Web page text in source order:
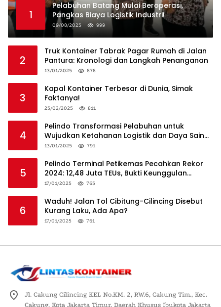
1
Pelabuhan Batang Mulai Beroperasi,
Pangkas Biaya Logistik Industri!
09/08/2025 999
2
Truk Kontainer Tabrak Pagar Rumah di Jalan
Pantura: Kronologi dan Langkah Penanganan
13/01/2025 878
3
Kapal Kontainer Terbesar di Dunia, Simak
Faktanya!
25/02/2025 811
4
Pelindo Transformasi Pelabuhan untuk
Wujudkan Ketahanan Logistik dan Daya Saing
Global
13/01/2025 791
5
Pelindo Terminal Petikemas Pecahkan Rekor
2024: 12,48 Juta TEUs, Bukti Keunggulan
Logistik Nasional
17/01/2025 765
6
Waduh! Jalan Tol Cibitung-Cilincing Disebut
Kurang Laku, Ada Apa?
17/01/2025 761
Jl. Cakung Cilincing KEL No.KM. 2, RW.6, Cakung Tim., Kec.
Cakung, Kota Jakarta Timur, Daerah Khusus Ibukota Jakarta